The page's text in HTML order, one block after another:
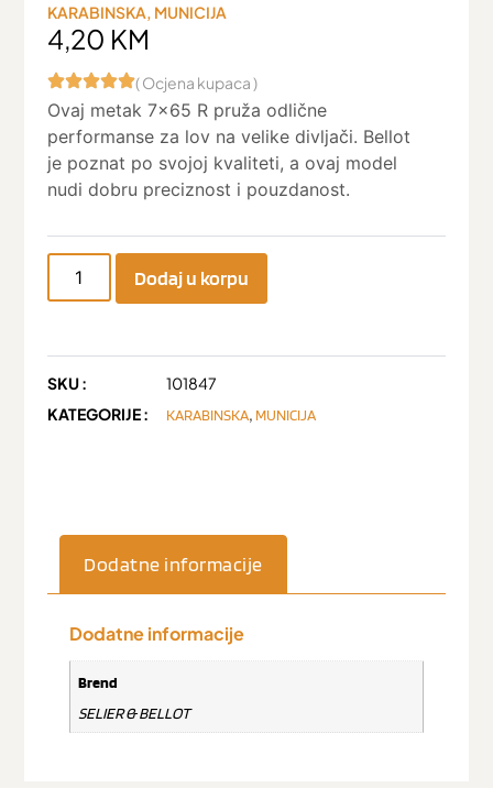
KARABINSKA, MUNICIJA
4,20 KM
( Ocjena kupaca )
Ovaj metak 7×65 R pruža odlične
performanse za lov na velike divljači. Bellot
je poznat po svojoj kvaliteti, a ovaj model
nudi dobru preciznost i pouzdanost.
Dodaj u korpu
SKU :
101847
KATEGORIJE :
KARABINSKA, MUNICIJA
Dodatne informacije
Dodatne informacije
Brend
SELIER & BELLOT